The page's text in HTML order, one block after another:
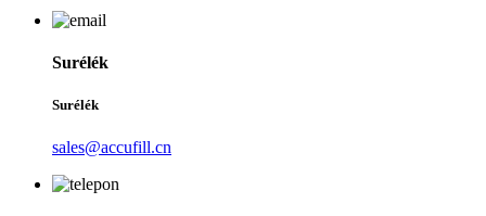
Surélék
Surélék
sales@accufill.cn